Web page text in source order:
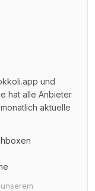
und
hat alle Anbieter
aktuelle